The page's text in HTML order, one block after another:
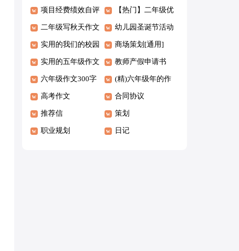
营销方案
项目经费绩效自评
报告
【热门】二年级优
秀作文10篇
二年级写秋天作文
（经典）
幼儿园圣诞节活动
方案(集合15篇)
实用的我们的校园
四年级作文集锦九
篇
商场策划[通用]
实用的五年级作文
300字汇总7篇
教师产假申请书
15篇
六年级作文300字
【范例4篇】
(精)六年级年的作
文
高考作文 合同协议
推荐信 策划
职业规划 日记